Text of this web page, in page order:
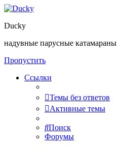
Ducky
надувные парусные катамараны
Пропустить
Ссылки
Темы без ответов
Активные темы
Поиск
Форумы